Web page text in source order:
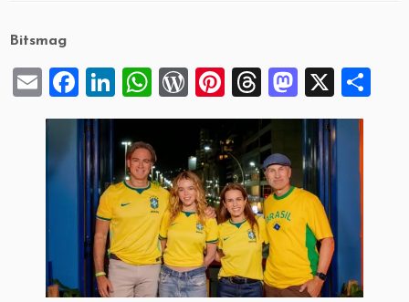
Bitsmag
E
m
ai
l
F
a
c
e
b
o
o
k
Li
n
k
e
dI
n
W
h
at
s
A
p
p
W
or
d
P
re
ss
Pi
nt
er
es
t
T
hr
e
a
d
s
M
a
st
o
d
o
n
X